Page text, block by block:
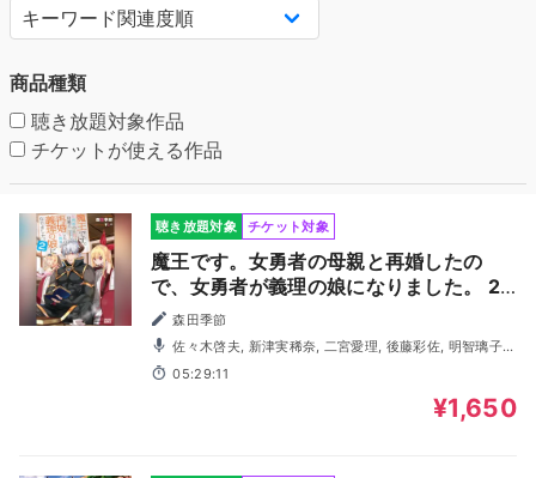
商品種類
聴き放題対象作品
チケットが使える作品
聴き放題対象 チケット対象
魔王です。女勇者の母親と再婚したの
で、女勇者が義理の娘になりました。 2
（ガガガ文庫）
森田季節
佐々木啓夫, 新津実稀奈, 二宮愛理, 後藤彩佐, 明智璃子,
三上由理恵, 天沢朱音, 古岡祐樹, 鈴木悠生
05:29:11
¥1,650